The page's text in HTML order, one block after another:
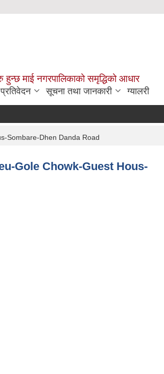
माई नगरपालिकाको समृद्धिको आधार
प्रतिवेदन सूचना तथा जानकारी ग्यालरी
Sombare-Dhen Danda Road
Gole Chowk-Guest Hous-